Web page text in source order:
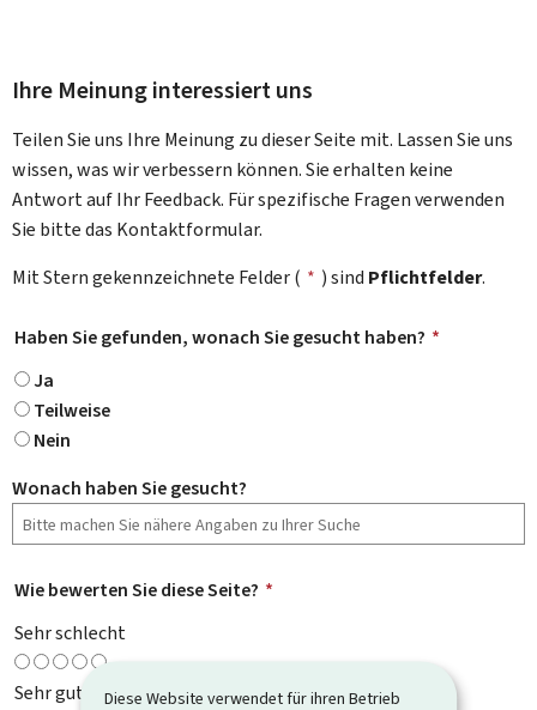
Diese Website verwendet für ihren Betrieb
Ihre Meinung interessiert uns
Teilen Sie uns Ihre Meinung zu dieser Seite mit. Lassen Sie uns
wissen, was wir verbessern können. Sie erhalten keine
Antwort auf Ihr Feedback. Für spezifische Fragen verwenden
Sie bitte das Kontaktformular.
Mit Stern gekennzeichnete Felder ( * ) sind Pflichtfelder.
Haben Sie gefunden, wonach Sie gesucht haben? *
Ja
Teilweise
Nein
Wonach haben Sie gesucht?
Wie bewerten Sie diese Seite? *
Sehr schlecht
Sehr gut